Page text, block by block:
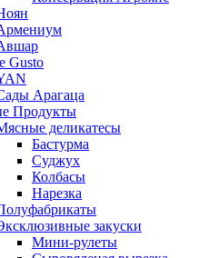
Gusto
Арагаца
Продукты
деликатесы
Бастурма
Суджух
Колбасы
Нарезка
закуски
Мини-рулеты